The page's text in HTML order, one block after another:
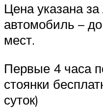
Цена указана за
автомобиль –
мест.
Первые 4 часа
стоянки
суток)